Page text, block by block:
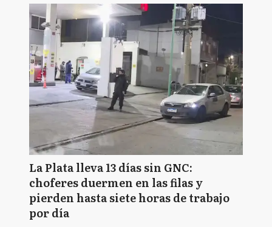
La Plata lleva 13 días sin GNC:
choferes duermen en las filas y
pierden hasta siete horas de trabajo
por día